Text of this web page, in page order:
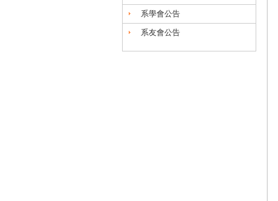
系學會公告
系友會公告